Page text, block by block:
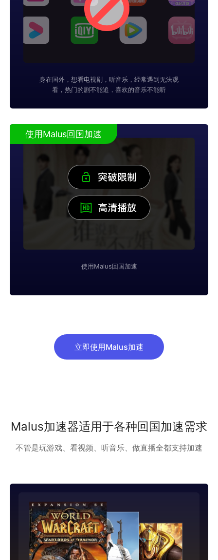
身在国外，想看电视剧，听音乐，经常遇到无法观
看，热门的剧不能追，喜欢的音乐不能听
使用Malus回国加速
使用Malus回国加速
立即使用Malus加速
Malus加速器适用于各种回国加速需求
不管是玩游戏、看视频、听音乐、做直播全都支持加速